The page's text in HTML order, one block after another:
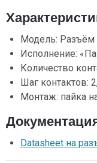
Модель: Разъём
Исполнение:
Количество
Шаг контактов:
Монтаж: пайка
Datasheet на